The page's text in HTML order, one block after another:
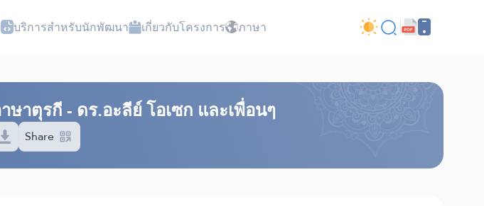
บริการสำหรับนักพัฒนา เกี่ยวกับโครงการ ภาษา
าตุรกี - ดร.อะลีย์ โอเซก และเพื่อนๆ
Share